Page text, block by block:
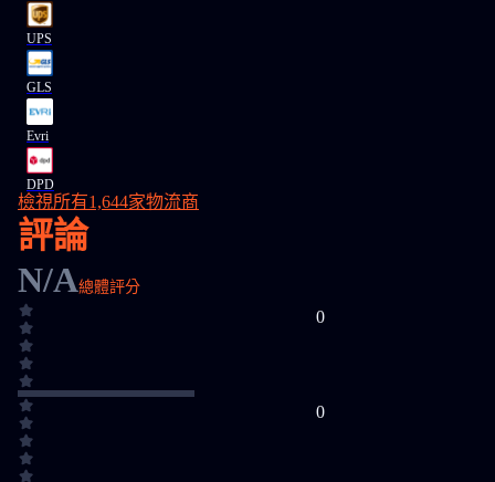
UPS
GLS
Evri
DPD
檢視所有1,644家物流商
評論
N/A總體評分
0
0